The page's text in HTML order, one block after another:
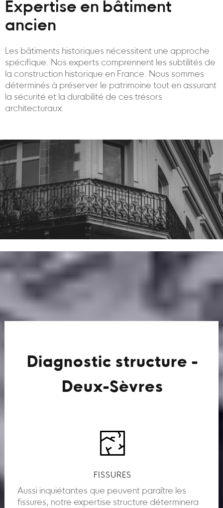
Expertise en bâtiment
ancien
Les bâtiments historiques nécessitent une approche
spécifique. Nos experts comprennent les subtilités de
la construction historique en France. Nous sommes
déterminés à préserver le patrimoine tout en assurant
la sécurité et la durabilité de ces trésors
architecturaux.
Diagnostic structure -
Deux-Sèvres
FISSURES
Aussi inquiétantes que peuvent paraître les
fissures, notre expertise structure déterminera